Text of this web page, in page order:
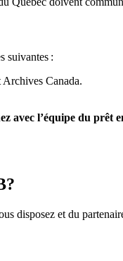
suivantes :
Canada.
avec l’équipe du prêt
disposez et du